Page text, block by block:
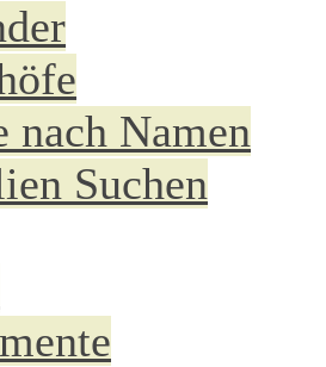
nach Namen
Suchen